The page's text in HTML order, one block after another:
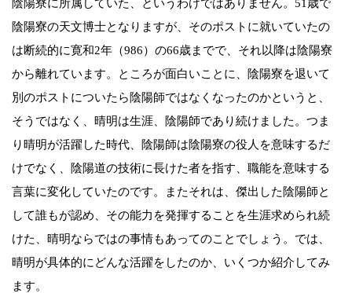
陰陽寮に所属していた、というわけではありません。51歳で
陰陽寮の天文博士となりますが、そのポストに就いていたの
は断続的に寛和2年（986）の66歳までで、それ以降は陰陽寮
から離れています。ところが面白いことに、陰陽寮を退いて
別のポストについたら陰陽師ではなくなったのかというと、
そうではなく、晴明は生涯、陰陽師であり続けました。つま
り晴明が活躍した時代、陰陽師は陰陽寮の役人を意味するだ
けでなく、陰陽道の技術に長けた者を指す、職能を意味する
言葉に変化していたのです。またそれは、傑出した陰陽師と
して誰もが認め、その能力を発揮することを生涯求められ続
けた、晴明ならではの事情もあってのことでしょう。では、
晴明が具体的にどんな活躍をしたのか、いくつか紹介してみ
ます。